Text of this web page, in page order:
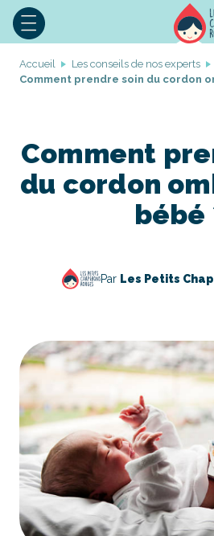
Accueil Les conseils de nos experts
Comment prendre soin du cordon
Comment
du cordon
bébé
Par Les Petits